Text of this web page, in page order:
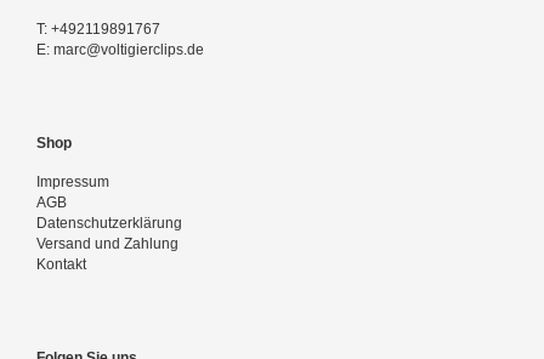
T: +492119891767
E: marc@voltigierclips.de
Shop
Impressum
AGB
Datenschutzerklärung
Versand und Zahlung
Kontakt